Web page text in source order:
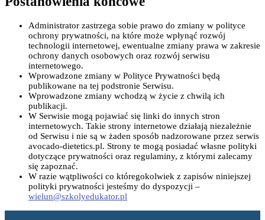
Administrator zastrzega sobie prawo do zmiany w polityce
ochrony prywatności, na które może wpłynąć rozwój
technologii internetowej, ewentualne zmiany prawa w zakresie
ochrony danych osobowych oraz rozwój serwisu
internetowego.
Wprowadzone zmiany w Polityce Prywatności będą
publikowane na tej podstronie Serwisu.
Wprowadzone zmiany wchodzą w życie z chwilą ich
publikacji.
W Serwisie mogą pojawiać się linki do innych stron
internetowych. Takie strony internetowe działają niezależnie
od Serwisu i nie są w żaden sposób nadzorowane przez serwis
avocado-dietetics.pl. Strony te mogą posiadać własne polityki
dotyczące prywatności oraz regulaminy, z którymi zalecamy
się zapoznać.
W razie wątpliwości co któregokolwiek z zapisów niniejszej
polityki prywatności jesteśmy do dyspozycji –
wielun@szkolyedukator.pl